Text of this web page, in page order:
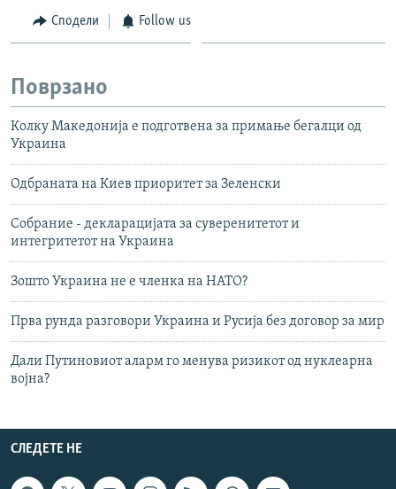
Сподели Follow us
Поврзано
Колку Македонија е подготвена за примање бегалци од
Украина
Одбраната на Киев приоритет за Зеленски
Собрание - декларацијата за суверенитетот и
интегритетот на Украина
Зошто Украина не е членка на НАТО?
Прва рунда разговори Украина и Русија без договор за мир
Дали Путиновиот аларм го менува ризикот од нуклеарна
војна?
СЛЕДЕТЕ НЕ